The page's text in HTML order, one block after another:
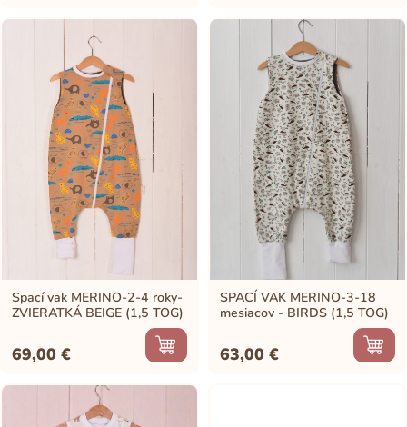
Spací vak MERINO-2-4 roky-
ZVIERATKÁ BEIGE (1,5 TOG)
69,00€
SPACÍ VAK MERINO-3-18
mesiacov - BIRDS (1,5 TOG)
63,00€